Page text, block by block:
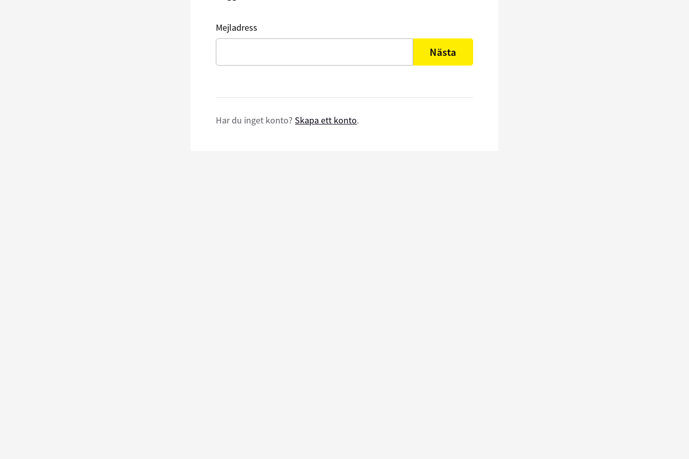
Mejladress
Nästa
Har du inget konto? Skapa ett konto.